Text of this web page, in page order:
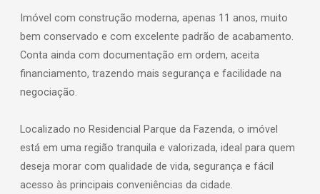
Imóvel com construção moderna, apenas 11 anos, muito
bem conservado e com excelente padrão de acabamento.
Conta ainda com documentação em ordem, aceita
financiamento, trazendo mais segurança e facilidade na
negociação.
Localizado no Residencial Parque da Fazenda, o imóvel
está em uma região tranquila e valorizada, ideal para quem
deseja morar com qualidade de vida, segurança e fácil
acesso às principais conveniências da cidade.